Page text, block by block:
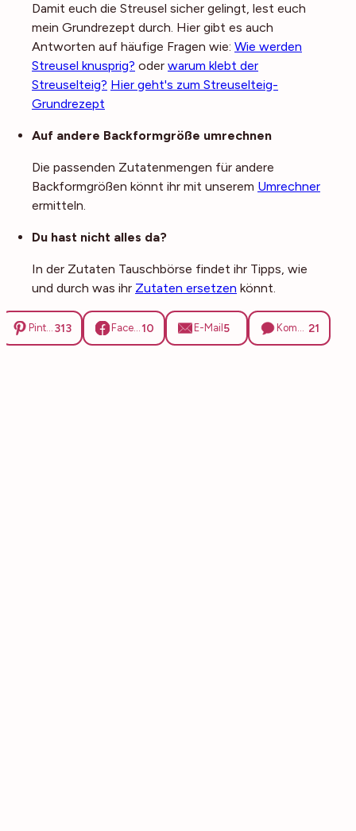
Damit euch die Streusel sicher gelingt, lest euch
mein Grundrezept durch. Hier gibt es auch
Antworten auf häufige Fragen wie: Wie werden
Streusel knusprig? oder warum klebt der
Streuselteig? Hier geht's zum Streuselteig-
Grundrezept
Auf andere Backformgröße umrechnen
Die passenden Zutatenmengen für andere
Backformgrößen könnt ihr mit unserem Umrechner
ermitteln.
Du hast nicht alles da?
In der Zutaten Tauschbörse findet ihr Tipps, wie
und durch was ihr Zutaten ersetzen könnt.
Pinterest 313 Facebook10 E-Mail 5 Kommentare 21